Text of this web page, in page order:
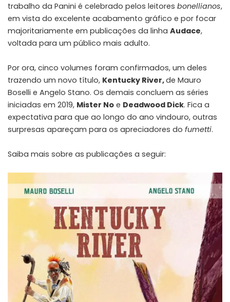
trabalho da Panini é celebrado pelos leitores bonellianos,
em vista do excelente acabamento gráfico e por focar
majoritariamente em publicações da linha Audace,
voltada para um público mais adulto.
Por ora, cinco volumes foram confirmados, um deles
trazendo um novo título, Kentucky River,de Mauro
Boselli e Angelo Stano. Os demais concluem as séries
iniciadas em 2019, Mister No e Deadwood Dick. Fica a
expectativa para que ao longo do ano vindouro, outras
surpresas apareçam para os apreciadores do fumetti.
Saiba mais sobre as publicações a seguir: